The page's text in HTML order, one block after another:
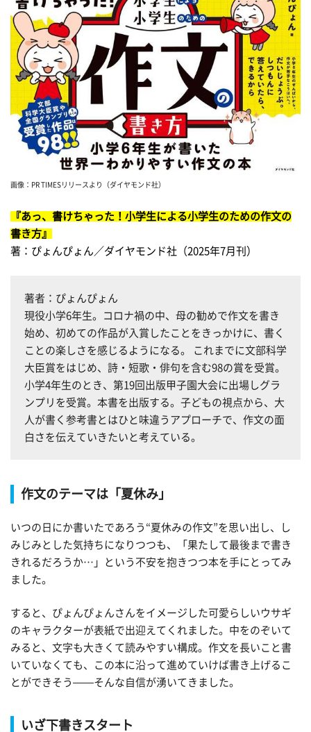
画像：PR TIMESリリースより（ダイヤモンド社）
『あっ、書けちゃった！小学生による小学生のための作文の
書き方』
著：ぴょんぴょん／ダイヤモンド社（2025年7月刊）
著者：ぴょんぴょん
現役小学6年生。コロナ禍の中、母の勧めで作文を書き
始め、初めての作品が入賞したことをきっかけに、書く
ことの楽しさを感じるようになる。 これまでに文部科学
大臣賞をはじめ、詩・短歌・俳句を含む98の賞を受賞。
小学4年生のとき、第19回出版甲子園大会に出場しグラ
ンプリを受賞。本書を出版する。子どもの視点から、大
人が書く参考書とはひと味違うアプローチで、作文の面
白さを伝えていきたいと考えている。
作文のテーマは「夏休み」
いつの日にか書いたであろう“夏休みの作文”を思い出し、し
みじみとした気持ちになりつつも、「果たして最後まで書き
きれるだろうか…」という不安を抱きつつ本を手にとってみ
ました。
すると、ぴょんぴょんさんをイメージした可愛らしいウサギ
のキャラクターが表紙で出迎えてくれました。中をのぞいて
みると、文字も大きくて読みやすい構成。作文を長いこと書
いていなくても、この本に沿って進めていけば書き上げるこ
とができそう——そんな自信が湧いてきました。
いざ下書きスタート